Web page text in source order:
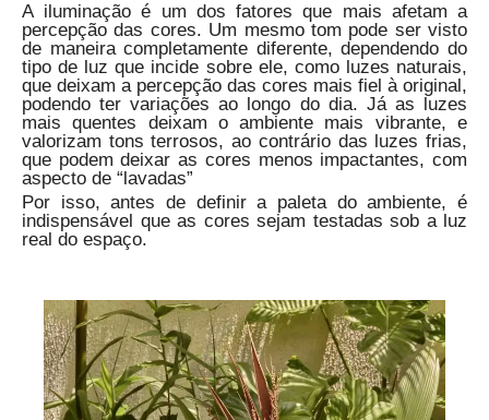
A iluminação é um dos fatores que mais afetam a
percepção das cores. Um mesmo tom pode ser visto
de maneira completamente diferente, dependendo do
tipo de luz que incide sobre ele, como luzes naturais,
que deixam a percepção das cores mais fiel à original,
podendo ter variações ao longo do dia. Já as luzes
mais quentes deixam o ambiente mais vibrante, e
valorizam tons terrosos, ao contrário das luzes frias,
que podem deixar as cores menos impactantes, com
aspecto de “lavadas”
Por isso, antes de definir a paleta do ambiente, é
indispensável que as cores sejam testadas sob a luz
real do espaço.